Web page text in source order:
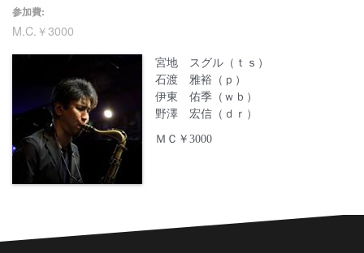
参加費:
M.C.￥3000
宮地 スグル（ｔｓ）
石渡 雅裕（ｐ）
伊東 佑季（ｗｂ）
野澤 宏信（ｄｒ）
ＭＣ￥3000